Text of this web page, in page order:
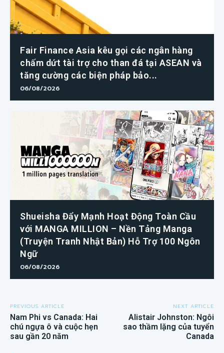
Fair Finance Asia kêu gọi các ngân hàng
chấm dứt tài trợ cho than đá tại ASEAN và
tăng cường các biện pháp bảo...
06/08/2026
Shueisha Đẩy Mạnh Hoạt Động Toàn Cầu
với MANGA MILLION – Nền Tảng Manga
(Truyện Tranh Nhật Bản) Hỗ Trợ 100 Ngôn
Ngữ
06/08/2026
PREVIOUS ARTICLE
Nam Phi vs Canada: Hai
chú ngựa ô và cuộc hẹn
sau gần 20 năm
NEXT ARTICLE
Alistair Johnston: Ngôi
sao thầm lặng của tuyển
Canada